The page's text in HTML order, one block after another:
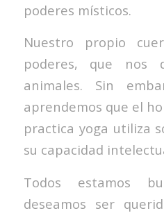
poderes místicos.
Nuestro propio
poderes, que nos
animales. Sin
aprendemos que el
practica yoga utiliza
su capacidad
Todos estamos
deseamos ser